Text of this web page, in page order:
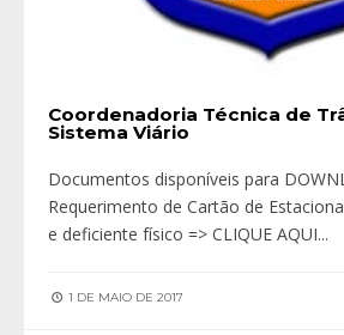
Coordenadoria Técnica de
Sistema Viário
Documentos disponíveis para
Requerimento de Cartão de
e deficiente físico => CLIQUE AQUI...
1 DE MAIO DE 2017